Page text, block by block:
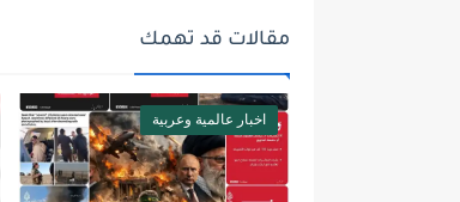
مقالات قد تهمك
اخبار عالمية وعربية